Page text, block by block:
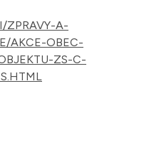
ZPRAVY-A-
AKCE-OBEC-
ZS-C-